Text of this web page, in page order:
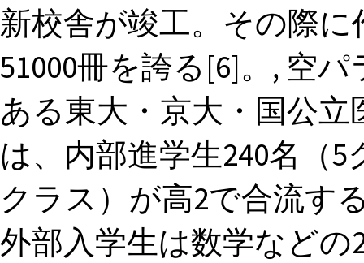
新校舎が竣工。その際
51000冊を誇る[6]。, 空
ある東大・京大・国公
は、内部進学生240名（
クラス）が高2で合流す
外部入学生は数学など